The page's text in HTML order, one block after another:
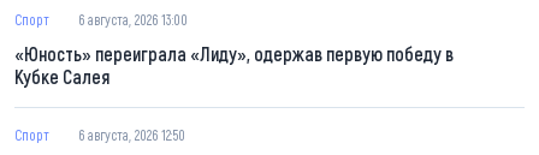
Спорт 6 августа, 2026 13:00
«Юность» переиграла «Лиду», одержав первую победу в
Кубке Салея
Спорт 6 августа, 2026 12:50